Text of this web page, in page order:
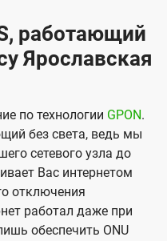
работающий
Ярославская
по технологии GPON.
без света, ведь мы
сетевого узла до
Вас интернетом
отключения
работал даже при
обеспечить ONU